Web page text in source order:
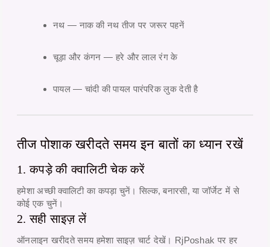
नथ — नाक की नथ तीज पर जरूर पहनें
चूड़ा और कंगन — हरे और लाल रंग के
पायल— चांदी की पायल पारंपरिक लुक देती है
तीज पोशाक खरीदते समय इन बातों का ध्यान रखें
1. कपड़े की क्वालिटी चेक करें
हमेशा अच्छी क्वालिटी का कपड़ा चुनें। सिल्क, बनारसी, या जॉर्जेट में से
कोई एक चुनें।
2. सही साइज़ लें
ऑनलाइन खरीदते समय हमेशा साइज़ चार्ट देखें। RjPoshak पर हर